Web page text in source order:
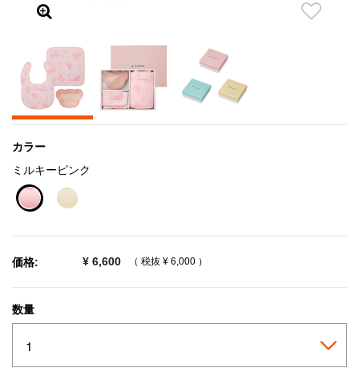
カラー
ミルキーピンク
価格: ¥ 6,600 （ 税抜 ¥ 6,000 ）
数量